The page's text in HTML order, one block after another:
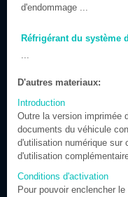
d'endommage ...
Réfrigérant du système
...
D'autres materiaux:
Introduction
Outre la version imprimée
documents du véhicule
d'utilisation numérique sur
d'utilisation
Conditions d'activation
Pour pouvoir enclencher